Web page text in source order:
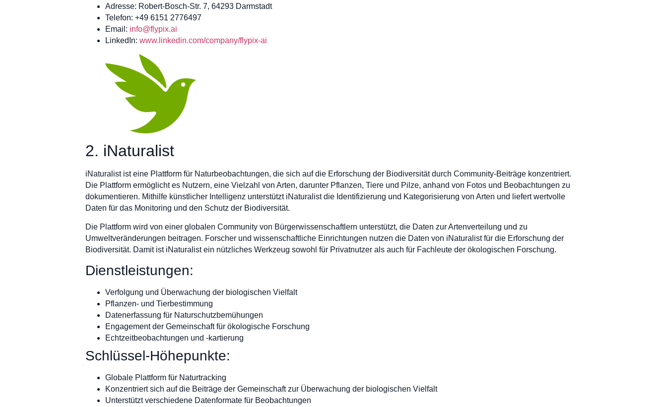
Adresse: Robert-Bosch-Str. 7, 64293 Darmstadt
Telefon: +49 6151 2776497
Email: info@flypix.ai
LinkedIn: www.linkedin.com/company/flypix-ai
2. iNaturalist
iNaturalist ist eine Plattform für Naturbeobachtungen, die sich auf die Erforschung der Biodiversität durch Community-Beiträge konzentriert.
Die Plattform ermöglicht es Nutzern, eine Vielzahl von Arten, darunter Pflanzen, Tiere und Pilze, anhand von Fotos und Beobachtungen zu
dokumentieren. Mithilfe künstlicher Intelligenz unterstützt iNaturalist die Identifizierung und Kategorisierung von Arten und liefert wertvolle
Daten für das Monitoring und den Schutz der Biodiversität.
Die Plattform wird von einer globalen Community von Bürgerwissenschaftlern unterstützt, die Daten zur Artenverteilung und zu
Umweltveränderungen beitragen. Forscher und wissenschaftliche Einrichtungen nutzen die Daten von iNaturalist für die Erforschung der
Biodiversität. Damit ist iNaturalist ein nützliches Werkzeug sowohl für Privatnutzer als auch für Fachleute der ökologischen Forschung.
Dienstleistungen:
Verfolgung und Überwachung der biologischen Vielfalt
Pflanzen- und Tierbestimmung
Datenerfassung für Naturschutzbemühungen
Engagement der Gemeinschaft für ökologische Forschung
Echtzeitbeobachtungen und -kartierung
Schlüssel-Höhepunkte:
Globale Plattform für Naturtracking
Konzentriert sich auf die Beiträge der Gemeinschaft zur Überwachung der biologischen Vielfalt
Unterstützt verschiedene Datenformate für Beobachtungen